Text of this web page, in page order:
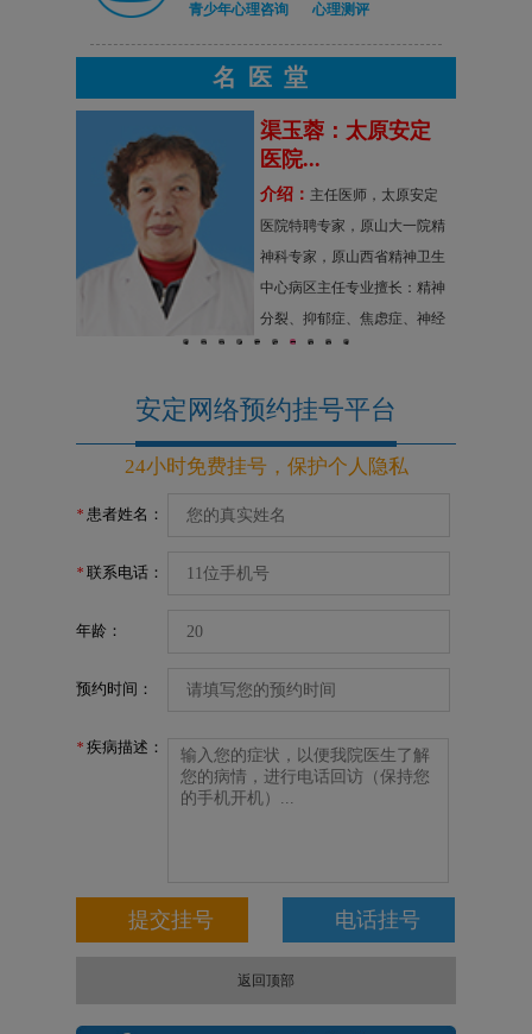
青少年心理咨询 心理测评
名医堂
1 2 3 4 5 6 7 8 9 10
渠玉蓉：太原安定
医院...
介绍： 主任医师，太原安定
医院特聘专家，原山大一院精
神科专家，原山西省精神卫生
中心病区主任专业擅长：精神
分裂、抑郁症、焦虑症、神经
症、情感性精神障碍及妇女精
安定网络预约挂号平台
24小时免费挂号，保护个人隐私
* 患者姓名：
* 联系电话：
年龄：
预约时间：
* 疾病描述：
返回顶部